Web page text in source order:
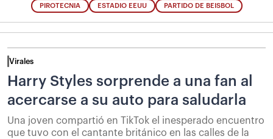
PIROTECNIA ESTADIO EEUU PARTIDO DE BEISBOL
Virales
Harry Styles sorprende a una fan al
acercarse a su auto para saludarla
Una joven compartió en TikTok el inesperado encuentro
que tuvo con el cantante británico en las calles de la